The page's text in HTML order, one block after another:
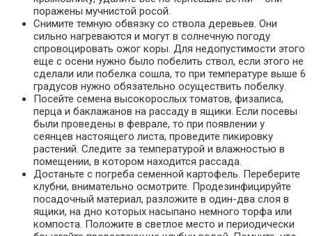
поражены мучнистой росой.
Снимите темную обвязку со ствола деревьев. Они
сильно нагреваются и могут в солнечную погоду
спровоцировать ожог коры. Для недопустимости этого
еще с осени нужно было побелить ствол, если этого не
сделали или побелка сошла, то при температуре выше 6
градусов нужно обязательно осуществить побелку.
Посейте семена высокорослых томатов, физалиса,
перца и баклажанов на рассаду в ящики. Если посевы
были проведены в феврале, то при появлении у
сеянцев настоящего листа, проведите пикировку
растений. Следите за температурой и влажностью в
помещении, в котором находится рассада.
Достаньте с погреба семенной картофель. Переберите
клубни, внимательно осмотрите. Продезинфицируйте
посадочный материал, разложите в один-два слоя в
ящики, на дно которых насыпано немного торфа или
компоста. Положите в светлое место и периодически